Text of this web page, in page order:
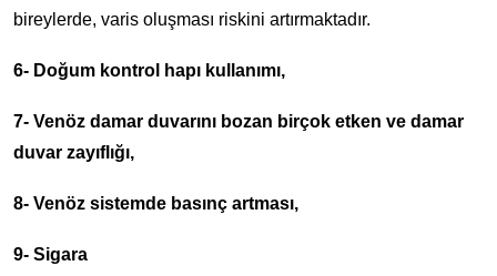
bireylerde, varis oluşması riskini artırmaktadır.
6- Doğum kontrol hapı kullanımı,
7- Venöz damar duvarını bozan birçok etken ve damar
duvar zayıflığı,
8- Venöz sistemde basınç artması,
9- Sigara